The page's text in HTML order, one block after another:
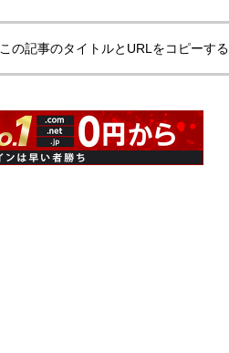
この記事のタイトルとURLをコピーする